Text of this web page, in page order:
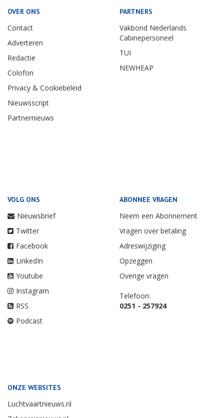
OVER ONS
Contact
Adverteren
Redactie
Colofon
Privacy & Cookiebeleid
Nieuwsscript
Partnernieuws
PARTNERS
Vakbond Nederlands
Cabinepersoneel
TUI
NEWHEAP
VOLG ONS
Nieuwsbrief
Twitter
Facebook
LinkedIn
Youtube
Instagram
RSS
Podcast
ABONNEE VRAGEN
Neem een Abonnement
Vragen over betaling
Adreswijziging
Opzeggen
Overige vragen
Telefoon:
0251 - 257924
ONZE WEBSITES
Luchtvaartnieuws.nl